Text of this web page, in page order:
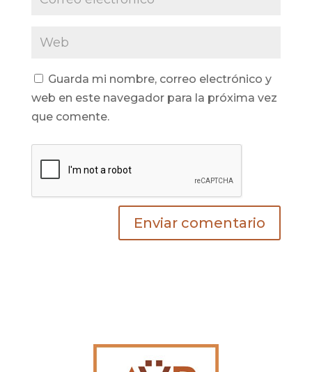
Guarda mi nombre, correo electrónico y
web en este navegador para la próxima vez
que comente.